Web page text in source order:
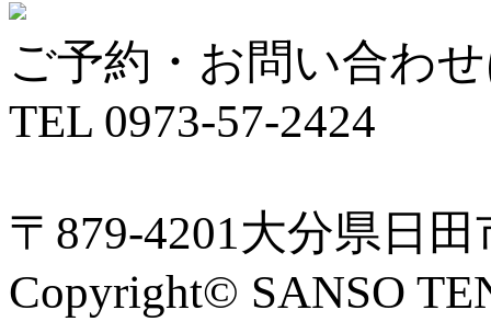
ご予約・お問い合わ
TEL 0973-57-2424
〒879-4201大分県日
Copyright© SANSO